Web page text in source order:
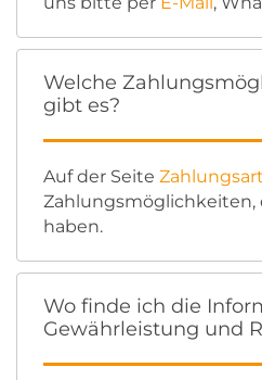
Welche
gibt es?
Auf der Seite
Zahlungsmöglichkeiten,
haben.
Wo finde ich die
Gewährleistung und